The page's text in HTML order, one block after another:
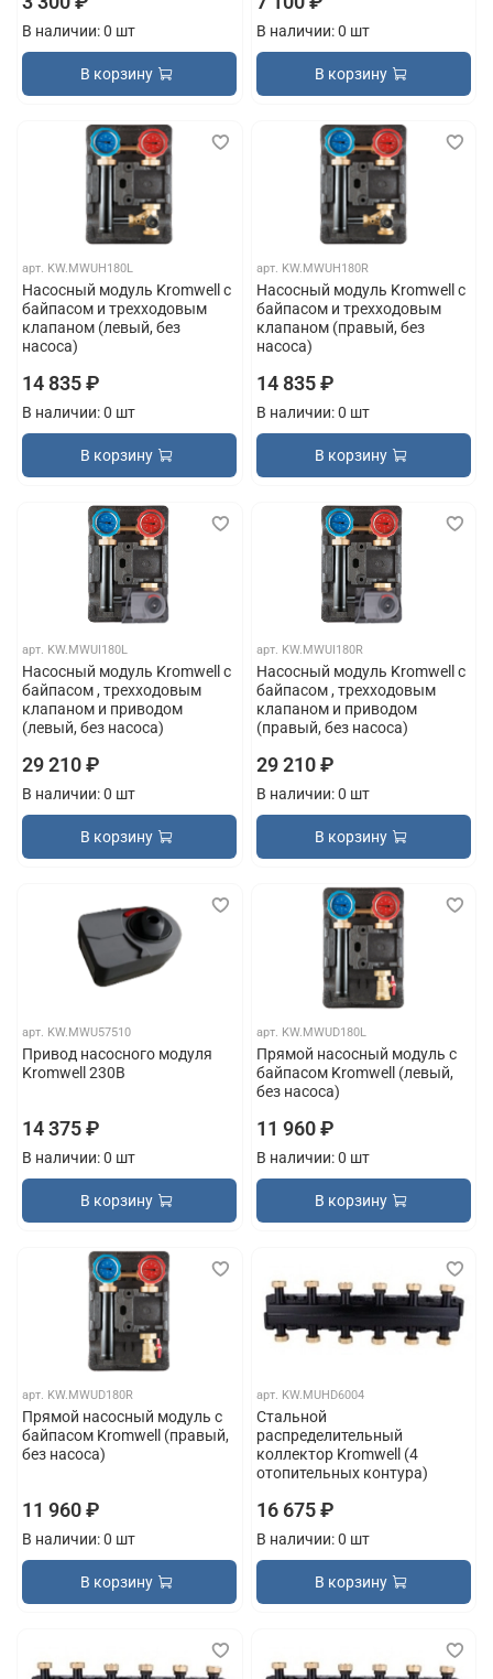
В наличии: 0 шт
В корзину
В наличии: 0 шт
В корзину
арт. KW.MWUH180L
Насосный модуль Kromwell с
байпасом и трехходовым
клапаном (левый, без
насоса)
14 835 ₽
В наличии: 0 шт
В корзину
арт. KW.MWUH180R
Насосный модуль Kromwell с
байпасом и трехходовым
клапаном (правый, без
насоса)
14 835 ₽
В наличии: 0 шт
В корзину
арт. KW.MWUI180L
Насосный модуль Kromwell с
байпасом , трехходовым
клапаном и приводом
(левый, без насоса)
29 210 ₽
В наличии: 0 шт
В корзину
арт. KW.MWUI180R
Насосный модуль Kromwell с
байпасом , трехходовым
клапаном и приводом
(правый, без насоса)
29 210 ₽
В наличии: 0 шт
В корзину
арт. KW.MWU57510
Привод насосного модуля
Kromwell 230В
14 375 ₽
В наличии: 0 шт
В корзину
арт. KW.MWUD180L
Прямой насосный модуль с
байпасом Kromwell (левый,
без насоса)
11 960 ₽
В наличии: 0 шт
В корзину
арт. KW.MWUD180R
Прямой насосный модуль с
байпасом Kromwell (правый,
без насоса)
11 960 ₽
В наличии: 0 шт
В корзину
арт. KW.MUHD6004
Стальной
распределительный
коллектор Kromwell (4
отопительных контура)
16 675 ₽
В наличии: 0 шт
В корзину